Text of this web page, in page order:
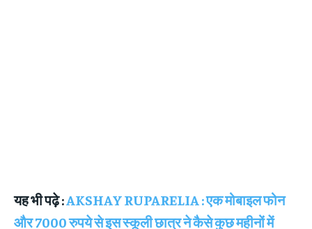
यह भी पढ़े :AKSHAY RUPARELIA : एक मोबाइल फोन
और 7000 रुपये से इस स्कूली छात्र ने कैसे कुछ महीनों में